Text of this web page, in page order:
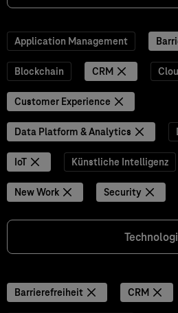
Application Management
Blockchain CRM
Customer Experience
Data Platform & Analytics
IoT Künstliche Intelligenz
New Work Security
Barrierefreiheit CRM